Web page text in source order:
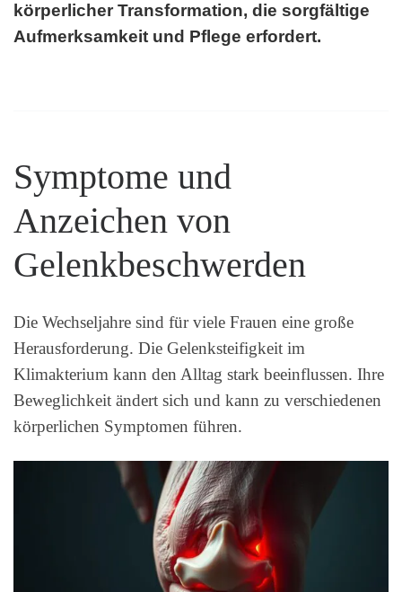
körperlicher Transformation, die sorgfältige
Aufmerksamkeit und Pflege erfordert.
Symptome und
Anzeichen von
Gelenkbeschwerden
Die Wechseljahre sind für viele Frauen eine große
Herausforderung. Die Gelenksteifigkeit im
Klimakterium kann den Alltag stark beeinflussen. Ihre
Beweglichkeit ändert sich und kann zu verschiedenen
körperlichen Symptomen führen.